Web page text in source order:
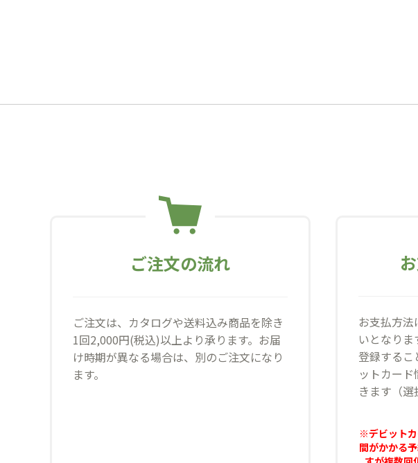
ご注文の流れ
ご注文は、カタログや送料込み商品を除き
1回2,000円(税込)以上より承ります。お届
け時期が異なる場合は、別のご注文になり
ます。
お支払方
いとなりま
登録するこ
ットカー
きます（選
※デビット
間がかかる